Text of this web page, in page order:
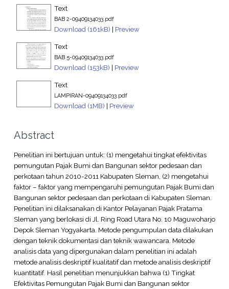
Text
BAB 2-09409134033.pdf
Download (161kB) | Preview
Text
BAB 5-09409134033.pdf
Download (153kB) | Preview
Text
LAMPIRAN-09409134033.pdf
Download (1MB) | Preview
Abstract
Penelitian ini bertujuan untuk: (1) mengetahui tingkat efektivitas
pemungutan Pajak Bumi dan Bangunan sektor pedesaan dan
perkotaan tahun 2010-2011 Kabupaten Sleman, (2) mengetahui
faktor – faktor yang mempengaruhi pemungutan Pajak Bumi dan
Bangunan sektor pedesaan dan perkotaan di Kabupaten Sleman.
Penelitian ini dilaksanakan di Kantor Pelayanan Pajak Pratama
Sleman yang berlokasi di Jl. Ring Road Utara No. 10 Maguwoharjo
Depok Sleman Yogyakarta. Metode pengumpulan data dilakukan
dengan teknik dokumentasi dan teknik wawancara. Metode
analisis data yang dipergunakan dalam penelitian ini adalah
metode analisis deskriptif kualitatif dan metode analisis deskriptif
kuantitatif. Hasil penelitian menunjukkan bahwa (1) Tingkat
Efektivitas Pemungutan Pajak Bumi dan Bangunan sektor